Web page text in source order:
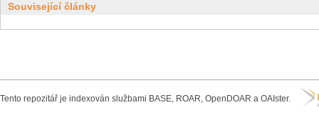
Související články
Tento repozitář je indexován službami BASE, ROAR, OpenDOAR a OAIster.